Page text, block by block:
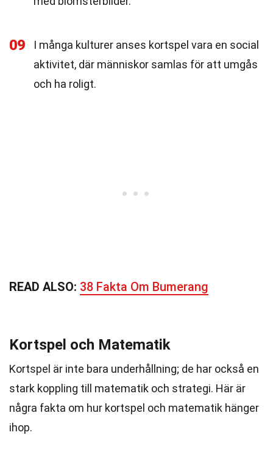
09
I många kulturer anses kortspel vara en social
aktivitet, där människor samlas för att umgås
och ha roligt.
READ ALSO: 38 Fakta Om Bumerang
Kortspel och Matematik
Kortspel är inte bara underhållning; de har också en
stark koppling till matematik och strategi. Här är
några fakta om hur kortspel och matematik hänger
ihop.